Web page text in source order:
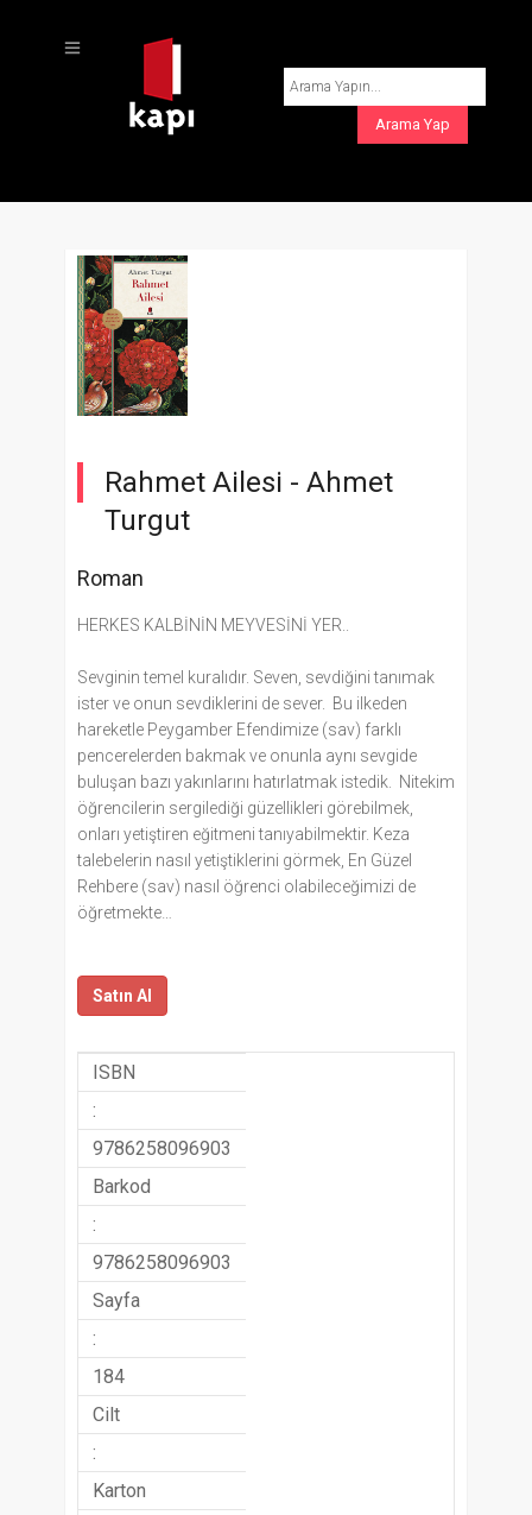
Rahmet Ailesi - Ahmet
Turgut
Roman
HERKES KALBİNİN MEYVESİNİ YER..
Sevginin temel kuralıdır. Seven, sevdiğini tanımak
ister ve onun sevdiklerini de sever. Bu ilkeden
hareketle Peygamber Efendimize (sav) farklı
pencerelerden bakmak ve onunla aynı sevgide
buluşan bazı yakınlarını hatırlatmak istedik. Nitekim
öğrencilerin sergilediği güzellikleri görebilmek,
onları yetiştiren eğitmeni tanıyabilmektir. Keza
talebelerin nasıl yetiştiklerini görmek, En Güzel
Rehbere (sav) nasıl öğrenci olabileceğimizi de
öğretmekte…
Satın Al
ISBN
:
9786258096903
Barkod
:
9786258096903
Sayfa
:
184
Cilt
:
Karton